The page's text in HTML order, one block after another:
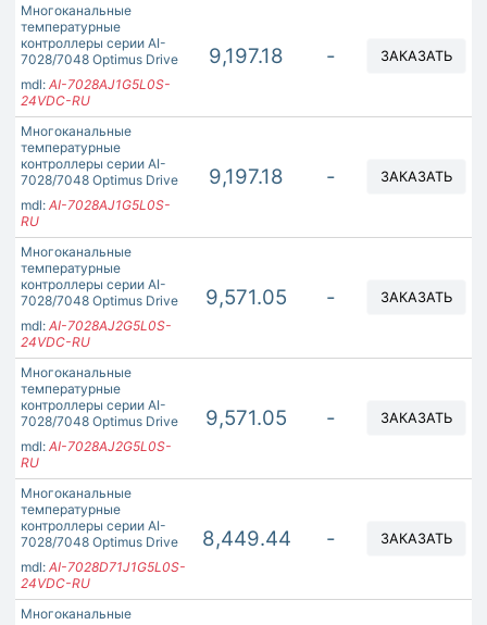
Многоканальные
температурные
контроллеры серии AI-
7028/7048 Optimus Drive
mdl: AI-7028AJ1G5L0S-
24VDC-RU
9,197.18 - ЗАКАЗАТЬ
Многоканальные
температурные
контроллеры серии AI-
7028/7048 Optimus Drive
mdl: AI-7028AJ1G5L0S-
RU
9,197.18 - ЗАКАЗАТЬ
Многоканальные
температурные
контроллеры серии AI-
7028/7048 Optimus Drive
mdl: AI-7028AJ2G5L0S-
24VDC-RU
9,571.05 - ЗАКАЗАТЬ
Многоканальные
температурные
контроллеры серии AI-
7028/7048 Optimus Drive
mdl: AI-7028AJ2G5L0S-
RU
9,571.05 - ЗАКАЗАТЬ
Многоканальные
температурные
контроллеры серии AI-
7028/7048 Optimus Drive
mdl: AI-7028D71J1G5L0S-
24VDC-RU
8,449.44 - ЗАКАЗАТЬ
Многоканальные